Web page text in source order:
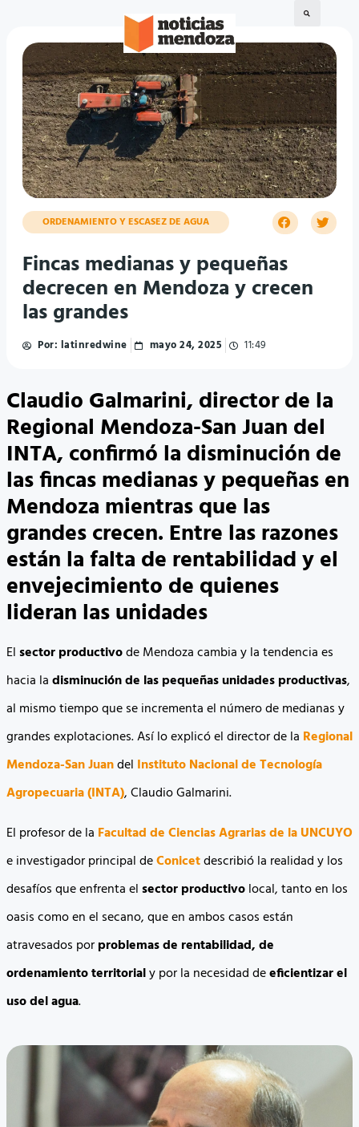
ORDENAMIENTO Y ESCASEZ DE AGUA
Fincas medianas y pequeñas
decrecen en Mendoza y crecen
las grandes
Por: latinredwine mayo 24, 2025 11:49
Claudio Galmarini, director de la
Regional Mendoza-San Juan del
INTA, confirmó la disminución de
las fincas medianas y pequeñas en
Mendoza mientras que las
grandes crecen. Entre las razones
están la falta de rentabilidad y el
envejecimiento de quienes
lideran las unidades
Elsector productivode Mendoza cambia y la tendencia es
hacia ladisminución de las pequeñas unidades productivas,
al mismo tiempo que se incrementa el número de medianas y
grandes explotaciones. Así lo explicó el director de la Regional
Mendoza-San Juandel Instituto Nacional de Tecnología
Agropecuaria (INTA), Claudio Galmarini.
El profesor de la Facultad de Ciencias Agrarias de la UNCUYO
e investigador principal deConicetdescribió la realidad y los
desafíos que enfrenta elsector productivolocal, tanto en los
oasis como en el secano, que en ambos casos están
atravesados porproblemas de rentabilidad, de
ordenamiento territorialy por la necesidad deeficientizar el
uso del agua.